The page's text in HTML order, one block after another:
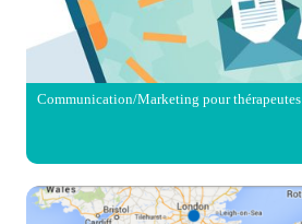
Communication/Marketing pour thérapeutes